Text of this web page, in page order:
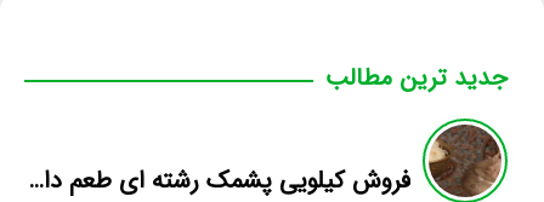
جدید ترین مطالب
فروش کیلویی پشمک رشته ای طعم دار میوه